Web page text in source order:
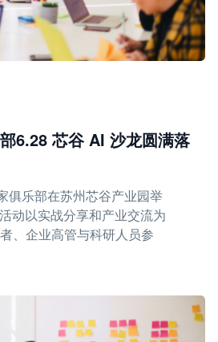
6.28 芯谷 AI 沙龙圆满落
俱乐部在苏州芯谷产业园举
动以实战分享和产业交流为
、企业高管与科研人员参